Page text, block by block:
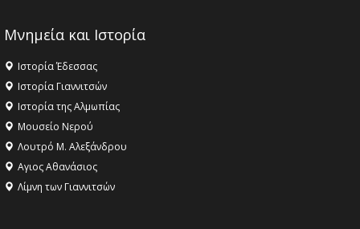
Μνημεία και Ιστορία
Ιστορία Έδεσσας
Ιστορία Γιαννιτσών
Ιστορία της Αλμωπίας
Μουσείο Νερού
Λουτρό Μ. Αλεξάνδρου
Αγιος Αθανάσιος
Λίμνη των Γιαννιτσών